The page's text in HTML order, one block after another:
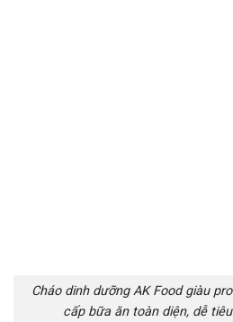
Cháo dinh dưỡng AK Food giàu
cấp bữa ăn toàn diện, dễ